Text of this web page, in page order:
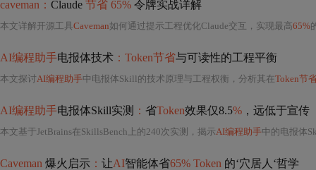
caveman： Claude 节省 65% 令牌实战详解
本文详解开源工具Caveman如何通过提示工程优化Claude交互，实现最高65%
AI编程助手电报体技术 ：Token节省与可读性的工程平衡
本文探讨AI编程助手中电报体Skill的技术原理与工程权衡，分析其在Token节
AI编程助手电报体Skill实测 ： 省Token效果仅8.5% ，远低于宣传
本文基于JetBrains在SkillsBench上的240次实测，揭示AI编程助手中的电报体
Caveman 爆火启示 ： 让AI智能体省65% Token 的‘穴居人‘哲学